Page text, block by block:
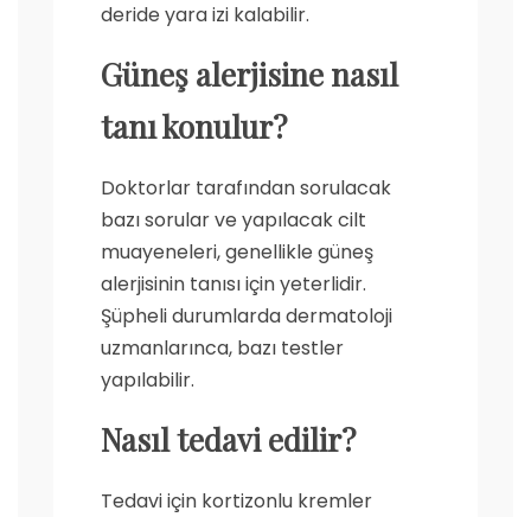
deride yara izi kalabilir.
Güneş alerjisine nasıl
tanı konulur?
Doktorlar tarafından sorulacak
bazı sorular ve yapılacak cilt
muayeneleri, genellikle güneş
alerjisinin tanısı için yeterlidir.
Şüpheli durumlarda dermatoloji
uzmanlarınca, bazı testler
yapılabilir.
Nasıl tedavi edilir?
Tedavi için kortizonlu kremler